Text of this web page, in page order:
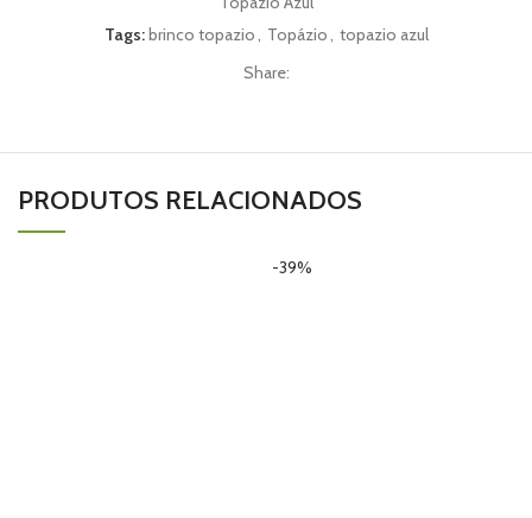
Tags: brinco topazio, Topázio, topazio azul
Share:
PRODUTOS RELACIONADOS
-39%